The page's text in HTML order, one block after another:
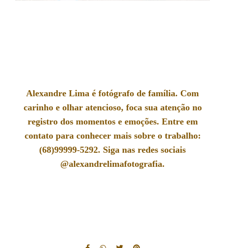
Alexandre Lima é fotógrafo de família. Com
carinho e olhar atencioso, foca sua atenção no
registro dos momentos e emoções. Entre em
contato para conhecer mais sobre o trabalho:
(68)99999-5292. Siga nas redes sociais
@alexandrelimafotografia.